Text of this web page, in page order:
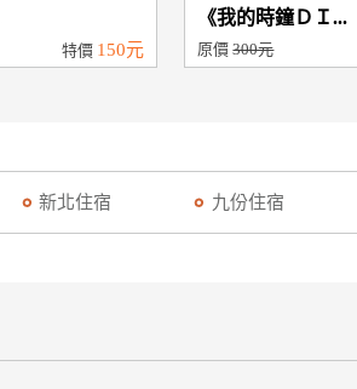
特價 150元
《我的時鐘ＤＩ...
原價300元
新北住宿 九份住宿